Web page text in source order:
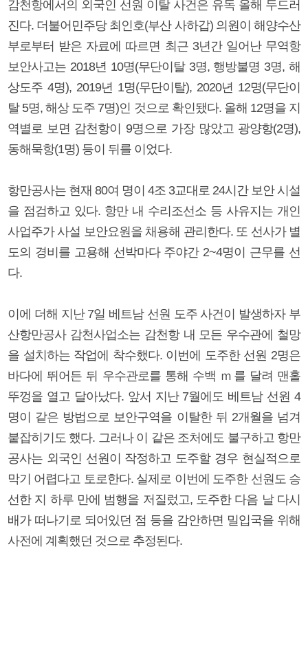
감천항에서의 외국인 선원 이탈 사건은 유독 올해 두드러
진다. 더불어민주당 최인호(부산 사하갑) 의원이 해양수산
부로부터 받은 자료에 따르면 최근 3년간 일어난 무역항
보안사고는 2018년 10명(무단이탈 3명, 행방불명 3명, 해
상도주 4명), 2019년 1명(무단이탈), 2020년 12명(무단이
탈 5명, 해상 도주 7명)인 것으로 확인됐다. 올해 12명을 지
역별로 보면 감천항이 9명으로 가장 많았고 광양항(2명),
동해묵항(1명) 등이 뒤를 이었다.
항만공사는 현재 80여 명이 4조 3교대로 24시간 보안 시설
을 점검하고 있다. 항만 내 수리조선소 등 사유지는 개인
사업주가 사설 보안요원을 채용해 관리한다. 또 선사가 별
도의 경비를 고용해 선박마다 주야간 2~4명이 근무를 선
다.
이에 더해 지난 7일 베트남 선원 도주 사건이 발생하자 부
산항만공사 감천사업소는 감천항 내 모든 우수관에 철망
을 설치하는 작업에 착수했다. 이번에 도주한 선원 2명은
바다에 뛰어든 뒤 우수관로를 통해 수백 ｍ를 달려 맨홀
뚜껑을 열고 달아났다. 앞서 지난 7월에도 베트남 선원 4
명이 같은 방법으로 보안구역을 이탈한 뒤 2개월을 넘겨
붙잡히기도 했다. 그러나 이 같은 조처에도 불구하고 항만
공사는 외국인 선원이 작정하고 도주할 경우 현실적으로
막기 어렵다고 토로한다. 실제로 이번에 도주한 선원도 승
선한 지 하루 만에 범행을 저질렀고, 도주한 다음 날 다시
배가 떠나기로 되어있던 점 등을 감안하면 밀입국을 위해
사전에 계획했던 것으로 추정된다.